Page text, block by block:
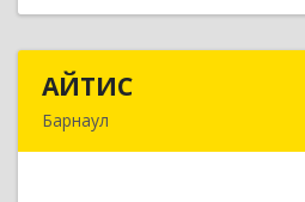
АЙТИС
Барнаул